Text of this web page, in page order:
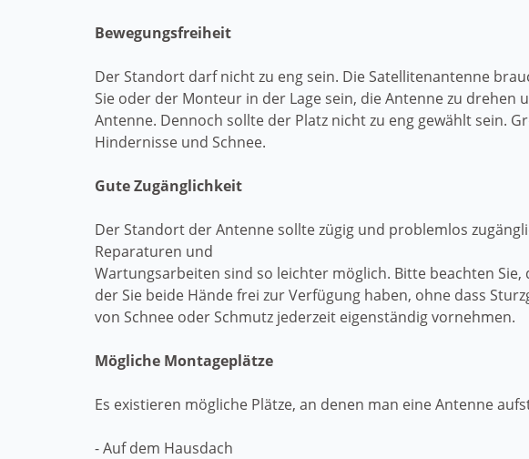
Bewegungsfreiheit
Der Standort darf nicht zu eng sein. Die Satellitenantenne
Sie oder der Monteur in der Lage sein, die Antenne zu drehen
Antenne. Dennoch sollte der Platz nicht zu eng gewählt sein.
Hindernisse und Schnee.
Gute Zugänglichkeit
Der Standort der Antenne sollte zügig und problemlos
Reparaturen und
Wartungsarbeiten sind so leichter möglich. Bitte beachten
der Sie beide Hände frei zur Verfügung haben, ohne dass
von Schnee oder Schmutz jederzeit eigenständig vornehmen.
Mögliche Montageplätze
Es existieren mögliche Plätze, an denen man eine Antenne
- Auf dem Hausdach